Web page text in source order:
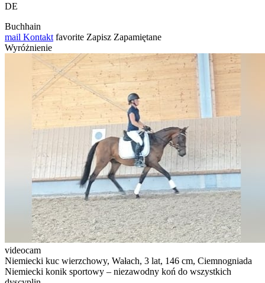
DE
Buchhain
mail Kontakt favorite Zapisz Zapamiętane
Wyróżnienie
videocam
Niemiecki kuc wierzchowy, Wałach, 3 lat, 146 cm, Ciemnogniada
Niemiecki konik sportowy – niezawodny koń do wszystkich